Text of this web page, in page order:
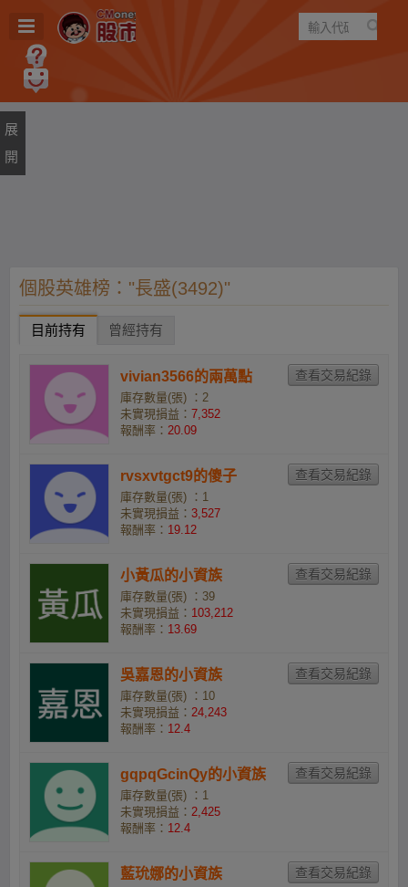
遊戲
個股英雄榜："長盛(3492)"
目前持有 曾經持有
vivian3566的兩萬點
庫存數量(張) ：2
未實現損益： 7,352
報酬率： 20.09
rvsxvtgct9的傻子
庫存數量(張) ：1
未實現損益： 3,527
報酬率： 19.12
小黃瓜的小資族
庫存數量(張) ：39
未實現損益： 103,212
報酬率： 13.69
吳嘉恩的小資族
庫存數量(張) ：10
未實現損益： 24,243
報酬率： 12.4
gqpqGcinQy的小資族
庫存數量(張) ：1
未實現損益： 2,425
報酬率： 12.4
藍玧娜的小資族